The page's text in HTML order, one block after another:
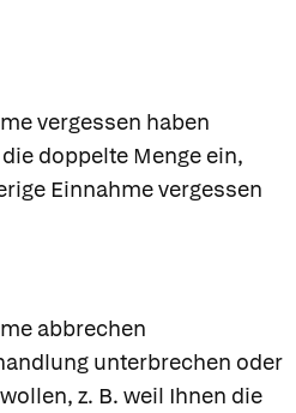
vergessen haben
doppelte Menge ein,
Einnahme vergessen
abbrechen
unterbrechen oder
z. B. weil Ihnen die